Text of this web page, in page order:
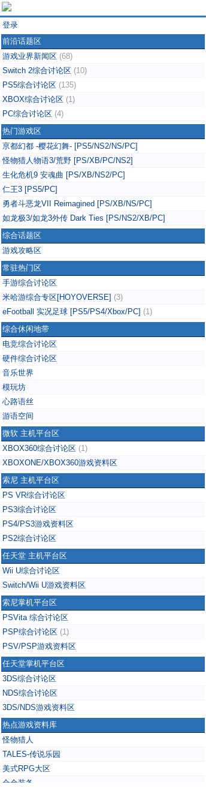
登录
前沿话题区
游戏业界新闻区 (68)
Switch 2综合讨论区 (10)
PS5综合讨论区 (135)
XBOX综合讨论区 (1)
PC综合讨论区 (4)
热门游戏区
亰都幻都 -樱花幻舞- [PS5/NS2/NS/PC]
怪物猎人物语3/荒野 [PS/XB/PC/NS2]
生化危机9 安魂曲 [PS/XB/NS2/PC]
仁王3 [PS5/PC]
勇者斗恶龙VII Reimagined [PS/XB/NS/PC]
如龙极3/如龙3外传 Dark Ties [PS/NS2/XB/PC]
综合话题区
游戏攻略区
常驻热门区
手游综合讨论区
米哈游综合专区[HOYOVERSE] (3)
eFootball 实况足球 [PS5/PS4/Xbox/PC] (1)
综合休闲地带
电竞综合讨论区
硬件综合讨论区
音乐世界
模玩坊
心路语丝
游语空间
微软 主机平台区
XBOX360综合讨论区 (1)
XBOXONE/XBOX360游戏资料区
索尼 主机平台区
PS VR综合讨论区
PS3综合讨论区
PS4/PS3游戏资料区
PS2综合讨论区
任天堂 主机平台区
Wii U综合讨论区
Switch/Wii U游戏资料区
索尼掌机平台区
PSVita 综合讨论区
PSP综合讨论区 (1)
PSV/PSP游戏资料区
任天堂掌机平台区
3DS综合讨论区
NDS综合讨论区
3DS/NDS游戏资料区
热点游戏资料库
怪物猎人
TALES-传说乐园
美式RPG大区
合金装备